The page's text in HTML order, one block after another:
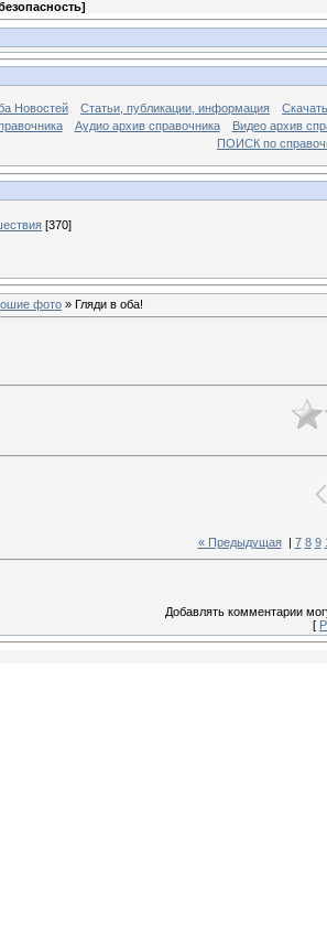
]
Новостей Статьи, публикации, информация
Аудио архив справочника
Видео архив
ПОИСК по
[370]
фото » Гляди в оба!
« Предыдущая| 7 8 9
Добавлять комментарии
[